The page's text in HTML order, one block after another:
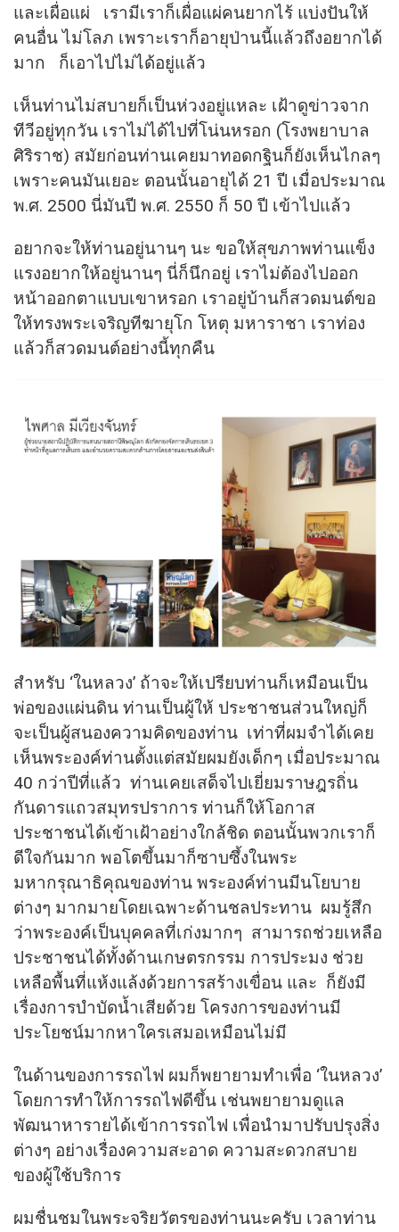
และเผื่อแผ่ เรามีเราก็เผื่อแผ่คนยากไร้ แบ่งปันให้
คนอื่น ไม่โลภ เพราะเราก็อายุป่านนี้แล้วถึงอยากได้
มาก ก็เอาไปไม่ได้อยู่แล้ว
เห็นท่านไม่สบายก็เป็นห่วงอยู่แหละ เฝ้าดูข่าวจาก
ทีวีอยู่ทุกวัน เราไม่ได้ไปที่โน่นหรอก (โรงพยาบาล
ศิริราช) สมัยก่อนท่านเคยมาทอดกฐินก็ยังเห็นไกลๆ
เพราะคนมันเยอะ ตอนนั้นอายุได้ 21 ปี เมื่อประมาณ
พ.ศ. 2500 นี่มันปี พ.ศ. 2550 ก็ 50 ปี เข้าไปแล้ว
อยากจะให้ท่านอยู่นานๆ นะ ขอให้สุขภาพท่านแข็ง
แรงอยากให้อยู่นานๆ นี่ก็นึกอยู่ เราไม่ต้องไปออก
หน้าออกตาแบบเขาหรอก เราอยู่บ้านก็สวดมนต์ขอ
ให้ทรงพระเจริญทีฆายุโก โหตุ มหาราชา เราท่อง
แล้วก็สวดมนต์อย่างนี้ทุกคืน
สำหรับ ‘ในหลวง’ ถ้าจะให้เปรียบท่านก็เหมือนเป็น
พ่อของแผ่นดิน ท่านเป็นผู้ให้ ประชาชนส่วนใหญ่ก็
จะเป็นผู้สนองความคิดของท่าน เท่าที่ผมจำได้เคย
เห็นพระองค์ท่านตั้งแต่สมัยผมยังเด็กๆ เมื่อประมาณ
40 กว่าปีที่แล้ว ท่านเคยเสด็จไปเยี่ยมราษฎรถิ่น
กันดารแถวสมุทรปราการ ท่านก็ให้โอกาส
ประชาชนได้เข้าเฝ้าอย่างใกล้ชิด ตอนนั้นพวกเราก็
ดีใจกันมาก พอโตขึ้นมาก็ซาบซึ้งในพระ
มหากรุณาธิคุณของท่าน พระองค์ท่านมีนโยบาย
ต่างๆ มากมายโดยเฉพาะด้านชลประทาน ผมรู้สึก
ว่าพระองค์เป็นบุคคลที่เก่งมากๆ สามารถช่วยเหลือ
ประชาชนได้ทั้งด้านเกษตรกรรม การประมง ช่วย
เหลือพื้นที่แห้งแล้งด้วยการสร้างเขื่อน และ ก็ยังมี
เรื่องการบำบัดน้ำเสียด้วย โครงการของท่านมี
ประโยชน์มากหาใครเสมอเหมือนไม่มี
ในด้านของการรถไฟ ผมก็พยายามทำเพื่อ ‘ในหลวง’
โดยการทำให้การรถไฟดีขึ้น เช่นพยายามดูแล
พัฒนาหารายได้เข้าการรถไฟ เพื่อนำมาปรับปรุงสิ่ง
ต่างๆ อย่างเรื่องความสะอาด ความสะดวกสบาย
ของผู้ใช้บริการ
ผมชื่นชมในพระจริยวัตรของท่านนะครับ เวลาท่าน